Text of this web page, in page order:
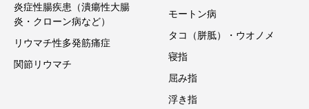
炎症性腸疾患（潰瘍性大腸
炎・クローン病など）
リウマチ性多発筋痛症
関節リウマチ
モートン病
タコ（胼胝）・ウオノメ
寝指
屈み指
浮き指